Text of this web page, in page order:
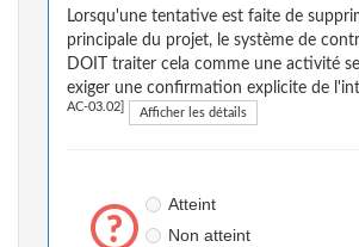
Lorsqu'une tentative est faite de
principale du projet, le système de
DOIT traiter cela comme une activité
exiger une confirmation explicite de
AC-03.02] Afficher les détails
Atteint
Non atteint